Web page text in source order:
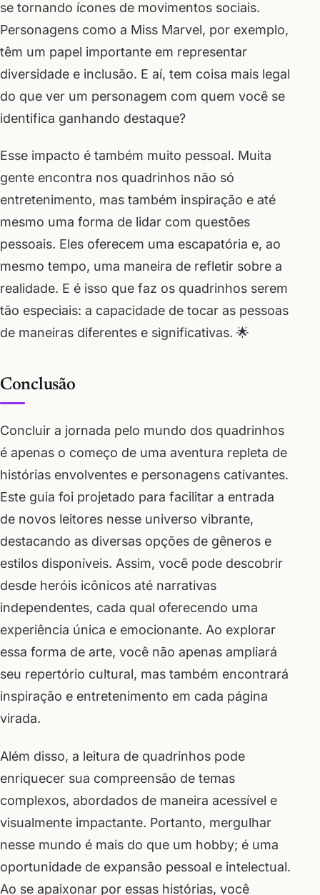
se tornando ícones de movimentos sociais.
Personagens como a Miss Marvel, por exemplo,
têm um papel importante em representar
diversidade e inclusão. E aí, tem coisa mais legal
do que ver um personagem com quem você se
identifica ganhando destaque?
Esse impacto é também muito pessoal. Muita
gente encontra nos quadrinhos não só
entretenimento, mas também inspiração e até
mesmo uma forma de lidar com questões
pessoais. Eles oferecem uma escapatória e, ao
mesmo tempo, uma maneira de refletir sobre a
realidade. E é isso que faz os quadrinhos serem
tão especiais: a capacidade de tocar as pessoas
de maneiras diferentes e significativas. 🌟
Conclusão
Concluir a jornada pelo mundo dos quadrinhos
é apenas o começo de uma aventura repleta de
histórias envolventes e personagens cativantes.
Este guia foi projetado para facilitar a entrada
de novos leitores nesse universo vibrante,
destacando as diversas opções de gêneros e
estilos disponíveis. Assim, você pode descobrir
desde heróis icônicos até narrativas
independentes, cada qual oferecendo uma
experiência única e emocionante. Ao explorar
essa forma de arte, você não apenas ampliará
seu repertório cultural, mas também encontrará
inspiração e entretenimento em cada página
virada.
Além disso, a leitura de quadrinhos pode
enriquecer sua compreensão de temas
complexos, abordados de maneira acessível e
visualmente impactante. Portanto, mergulhar
nesse mundo é mais do que um hobby; é uma
oportunidade de expansão pessoal e intelectual.
Ao se apaixonar por essas histórias, você